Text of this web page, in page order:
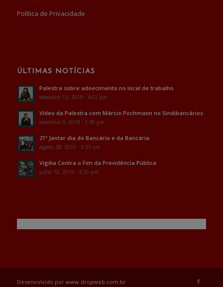
Política de Privacidade
ÚLTIMAS NOTÍCIAS
Palestra sobre adoecimento no local de trabalho
setembro 13, 2019 - 4:02 pm
Vídeo da Palestra com Márcio Pochmann no Sindibancários
setembro 9, 2019 - 2:49 pm
21º Jantar dia do Bancário e da Bancária
agosto 28, 2019 - 3:33 pm
Vigília Contra o Fim da Previdência Pública
julho 15, 2019 - 4:20 pm
Desenvolvido por www.dropweb.com.br